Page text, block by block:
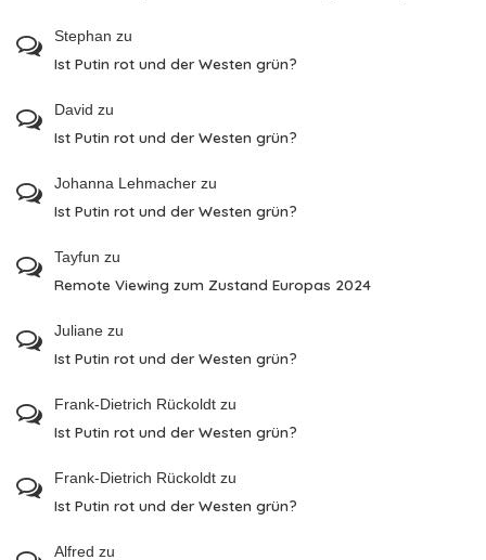
Stephan zu
Ist Putin rot und der Westen grün?
David zu
Ist Putin rot und der Westen grün?
Johanna Lehmacher zu
Ist Putin rot und der Westen grün?
Tayfun zu
Remote Viewing zum Zustand Europas 2024
Juliane zu
Ist Putin rot und der Westen grün?
Frank-Dietrich Rückoldt zu
Ist Putin rot und der Westen grün?
Frank-Dietrich Rückoldt zu
Ist Putin rot und der Westen grün?
Alfred zu